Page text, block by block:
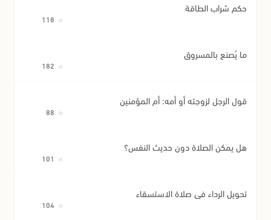
حكم شراب الطاقة
ما يُصنع بالمسروق
قول الرجل لزوجته أو أمه: أم المؤمنين
هل يمكن الصلاة دون حديث النفس؟
تحويل الرداء في صلاة الاستسقاء